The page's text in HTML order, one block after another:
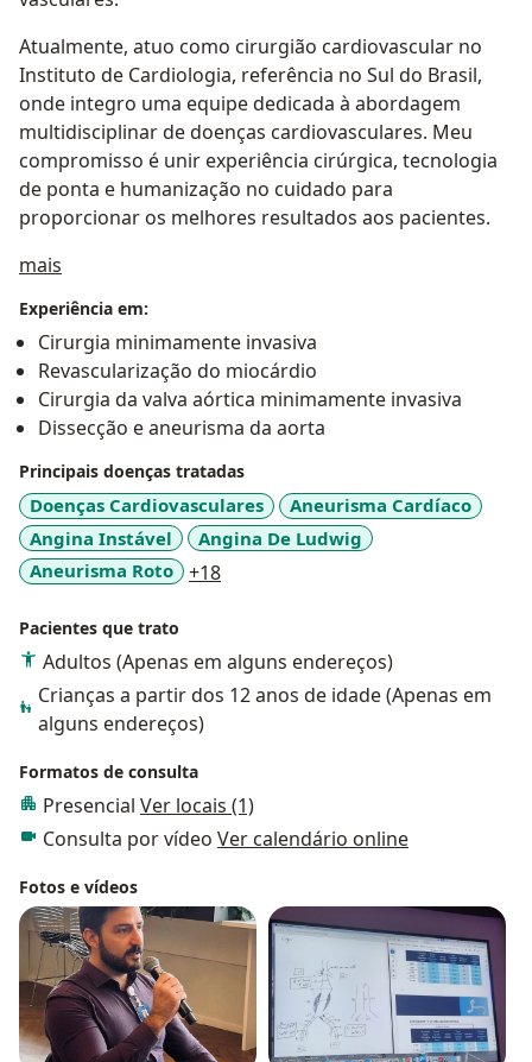
Atualmente, atuo como cirurgião cardiovascular no
Instituto de Cardiologia, referência no Sul do Brasil,
onde integro uma equipe dedicada à abordagem
multidisciplinar de doenças cardiovasculares. Meu
compromisso é unir experiência cirúrgica, tecnologia
de ponta e humanização no cuidado para
proporcionar os melhores resultados aos pacientes.
mais
Experiência em:
Cirurgia minimamente invasiva
Revascularização do miocárdio
Cirurgia da valva aórtica minimamente invasiva
Dissecção e aneurisma da aorta
Principais doenças tratadas
Doenças Cardiovasculares
Aneurisma Cardíaco
Angina Instável
Angina De Ludwig
Aneurisma Roto
+18a11y_sr_more_diseases
Pacientes que trato
Adultos (Apenas em alguns endereços)
Crianças a partir dos 12 anos de idade (Apenas em
alguns endereços)
Formatos de consulta
Presencial Ver locais (1)
Consulta por vídeo Ver calendário online
Fotos e vídeos